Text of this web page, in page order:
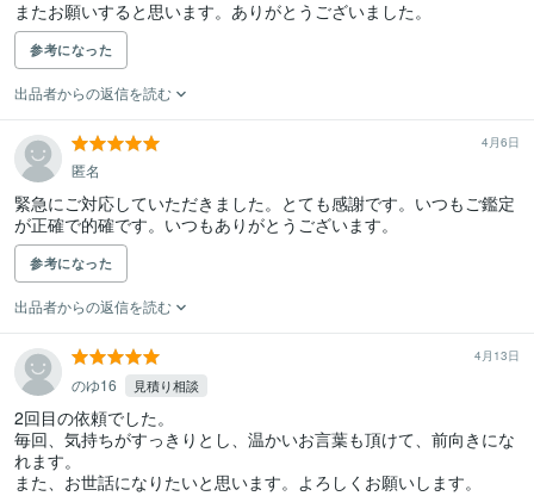
またお願いすると思います。ありがとうございました。
参考になった
出品者からの返信を読む
4月6日
匿名
緊急にご対応していただきました。とても感謝です。いつもご鑑定
が正確で的確です。いつもありがとうございます。
参考になった
出品者からの返信を読む
4月13日
のゆ16 見積り相談
2回目の依頼でした。
毎回、気持ちがすっきりとし、温かいお言葉も頂けて、前向きにな
れます。
また、お世話になりたいと思います。よろしくお願いします。